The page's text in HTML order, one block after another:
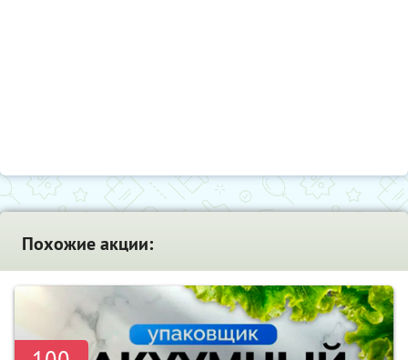
Похожие акции: